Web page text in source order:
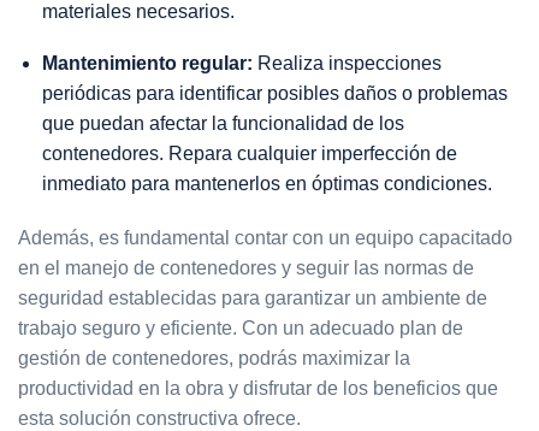
materiales necesarios.
Mantenimiento regular: Realiza inspecciones
periódicas para identificar posibles daños o problemas
que puedan afectar la funcionalidad de los
contenedores. Repara cualquier imperfección de
inmediato para mantenerlos en óptimas condiciones.
Además, es fundamental contar con un equipo capacitado
en el manejo de contenedores y seguir las normas de
seguridad establecidas para garantizar un ambiente de
trabajo seguro y eficiente. Con un adecuado plan de
gestión de contenedores, podrás maximizar la
productividad en la obra y disfrutar de los beneficios que
esta solución constructiva ofrece.